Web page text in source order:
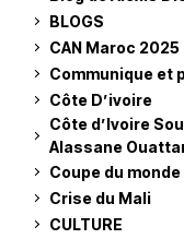
BLOGS
CAN Maroc 2025
Communique et
Côte D’ivoire
Côte d’Ivoire
Alassane
Coupe du monde
Crise du Mali
CULTURE